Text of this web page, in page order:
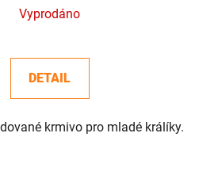
Vyprodáno
DETAIL
krmivo pro mladé králíky.